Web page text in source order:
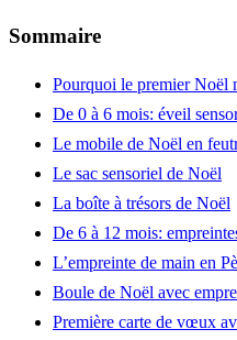
Sommaire
Pourquoi le premier Noël
De 0 à 6 mois: éveil
Le mobile de Noël en
Le sac sensoriel de Noël
La boîte à trésors de Noël
De 6 à 12 mois:
L’empreinte de main en
Boule de Noël avec
Première carte de vœux